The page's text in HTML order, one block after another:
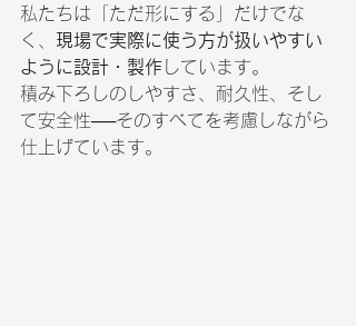
私たちは「ただ形にする」だけでな
く、 現場で実際に使う方が扱いやすい
ように設計・製作しています。
積み下ろしのしやすさ、耐久性、そし
て安全性──そのすべてを考慮しながら
仕上げています。